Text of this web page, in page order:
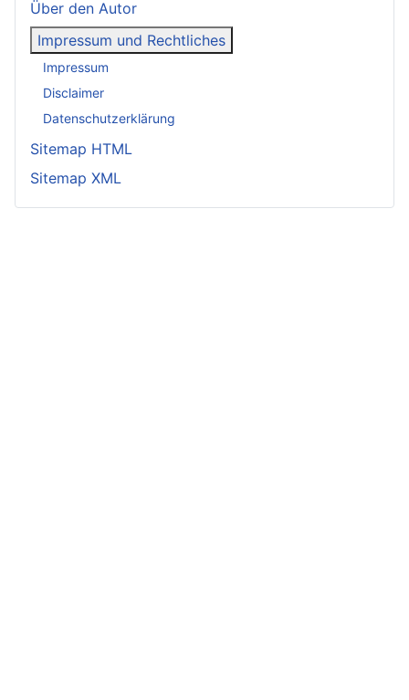
Über den Autor
Impressum und Rechtliches
Impressum
Disclaimer
Datenschutzerklärung
Sitemap HTML
Sitemap XML